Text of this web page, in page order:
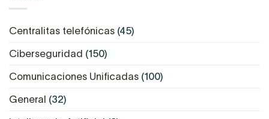
Centralitas telefónicas (45)
Ciberseguridad (150)
Comunicaciones Unificadas (100)
General (32)